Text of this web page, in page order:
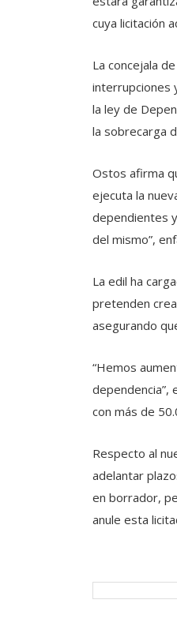
cuya licitación
La concejala
interrupciones
la ley de
la sobrecarga
Ostos afirma
ejecuta la
dependientes
del mismo”,
La edil ha
pretenden
asegurando
“Hemos
dependencia”,
con más de
Respecto al
adelantar
en borrador,
anule esta